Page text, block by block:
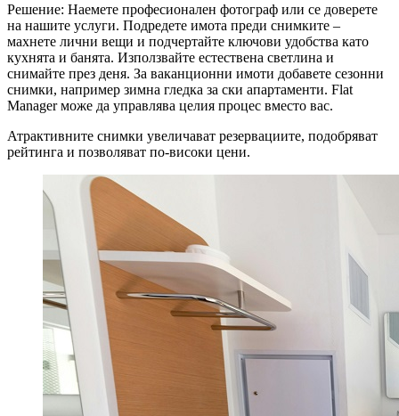
Решение: Наемете професионален фотограф или се доверете
на нашите услуги. Подредете имота преди снимките –
махнете лични вещи и подчертайте ключови удобства като
кухнята и банята. Използвайте естествена светлина и
снимайте през деня. За ваканционни имоти добавете сезонни
снимки, например зимна гледка за ски апартаменти. Flat
Manager може да управлява целия процес вместо вас.
Атрактивните снимки увеличават резервациите, подобряват
рейтинга и позволяват по-високи цени.